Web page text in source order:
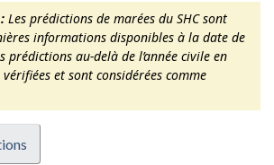
Les prédictions de marées du SHC sont
informations disponibles à la date de
prédictions au-delà de l’année civile en
vérifiées et sont considérées comme